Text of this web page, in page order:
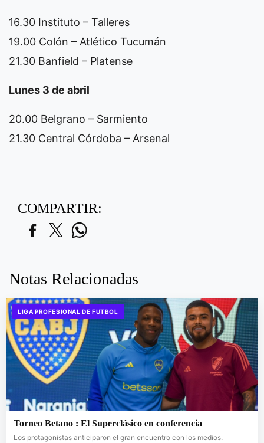
16.30 Instituto – Talleres
19.00 Colón – Atlético Tucumán
21.30 Banfield – Platense
Lunes 3 de abril
20.00 Belgrano – Sarmiento
21.30 Central Córdoba – Arsenal
COMPARTIR:
Notas Relacionadas
LIGA PROFESIONAL DE FUTBOL
Torneo Betano : El Superclásico en conferencia
Los protagonistas anticiparon el gran encuentro con los medios.